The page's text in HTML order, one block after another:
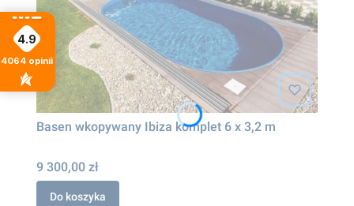
Basen wkopywany Ibiza komplet 6 x 3,2 m
9 300,00 zł
Do koszyka
4.9
4064 opinii